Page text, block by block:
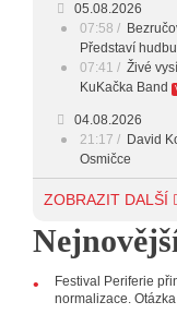
05.08.2026
07:58
Představí
07:41
Živé
KuKačka Band
04.08.2026
21:17
David
Osmičce
03.08.2026
11:00
Do
listopadu v
ZOBRAZIT DALŠÍ
Festival Periferie
normalizace.